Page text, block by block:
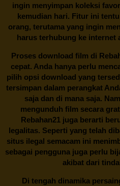
ingin menyimpan koleksi
kemudian hari. Fitur ini
orang, terutama yang ingin
harus terhubung ke internet
Proses download film di
cepat. Anda hanya perlu
pilih opsi download yang
tersimpan dalam perangkat
saja dan di mana saja.
mengunduh film secara
Rebahan21 juga berarti
legalitas. Seperti yang telah
situs ilegal semacam ini
sebagai pengguna juga perlu
akibat dari
Di tengah dinamika